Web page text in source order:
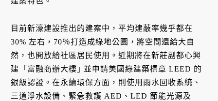
目前新濠建設推出的建案中，平均建蔽率幾乎都在
30% 左右，70％打造成綠地公園，將空間還給大自
然，也開放給社區居民使用。近期將在新莊副都心興
建「富融商辦大樓｣ 並申請美國綠建築標章 LEED 的
銀級認證。在永續環保方面，則使用雨水回收系統、
三道淨水設備、緊急救護 AED、LED 節能光源及